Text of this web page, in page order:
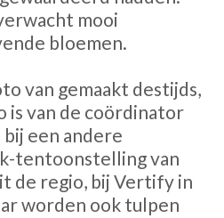
mooi
bloemen.
van gemaakt destijds,
is van de coördinator
een andere
tentoonstelling van
de regio, bij Vertify in
worden ook tulpen